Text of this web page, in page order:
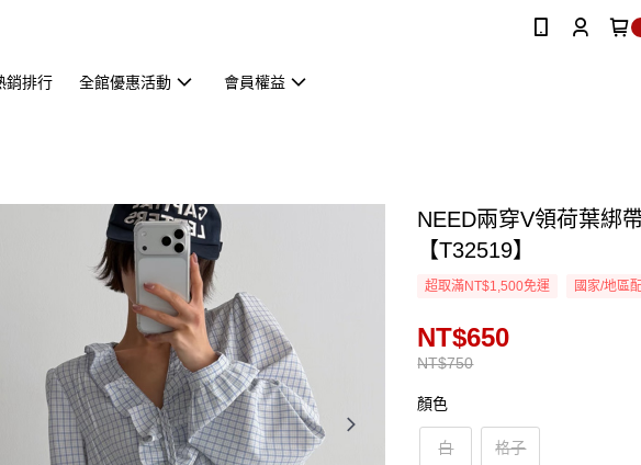
銷排行 全館優惠活動 會員權益
NEED兩穿V領荷葉綁
【T32519】
超取滿NT$1,500免運 國家/地區
NT$750
NT$650
顏色
白 格子